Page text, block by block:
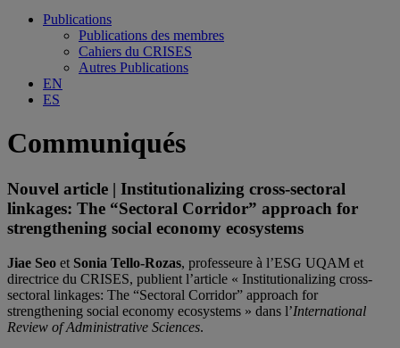
Publications
Publications des membres
Cahiers du CRISES
Autres Publications
EN
ES
Communiqués
Nouvel article | Institutionalizing cross-sectoral
linkages: The “Sectoral Corridor” approach for
strengthening social economy ecosystems
Jiae Seo et Sonia Tello-Rozas, professeure à l’ESG UQAM et
directrice du CRISES, publient l’article « Institutionalizing cross-
sectoral linkages: The “Sectoral Corridor” approach for
strengthening social economy ecosystems » dans l’International
Review of Administrative Sciences.